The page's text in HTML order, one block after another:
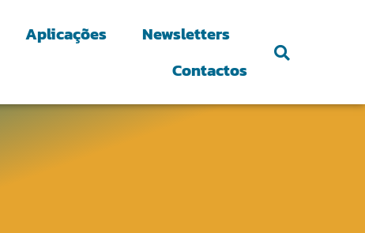
Aplicações
Newsletters
Contactos